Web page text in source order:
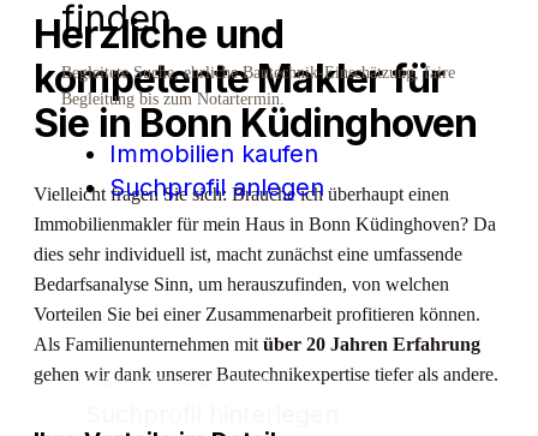
finden.
Begleitete Suche, ehrliche Bautechnik-Einschätzung, faire
Begleitung bis zum Notartermin.
Immobilien kaufen
Suchprofil anlegen
PERSÖNLICHE BERATUNG
Herzliche und
kompetente Makler für
Sie in Bonn Küdinghoven
Vielleicht fragen Sie sich: Brauche ich überhaupt einen
Immobilienmakler für mein Haus in Bonn Küdinghoven? Da
dies sehr individuell ist, macht zunächst eine umfassende
Bedarfsanalyse Sinn, um herauszufinden, von welchen
Vorteilen Sie bei einer Zusammenarbeit profitieren können.
Als Familienunternehmen mit über 20 Jahren Erfahrung
gehen wir dank unserer Bautechnikexpertise tiefer als andere.